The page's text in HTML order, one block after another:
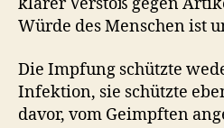
Würde des Menschen ist
Die Impfung schützte
Infektion, sie schützte
davor, vom Geimpften